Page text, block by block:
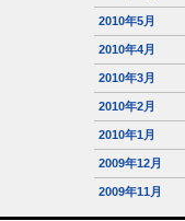
2010年5月
2010年4月
2010年3月
2010年2月
2010年1月
2009年12月
2009年11月